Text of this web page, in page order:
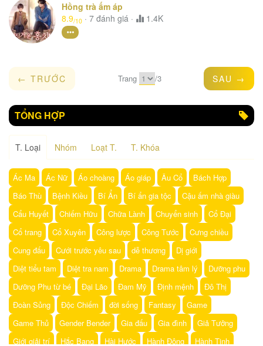
Hồng trà ấm áp
8.9/10 · 7 đánh giá · 1.4K
← TRƯỚC Trang /3 SAU →
TỔNG HỢP
T. Loại Nhóm Loạt T. T. Khóa
Ác Ma Ác Nữ Áo choàng Áo giáp Âu Cổ
Bách Hợp
Báo Thù
Bệnh Kiều Bí Ẩn Bí ẩn gia tộc
Cậu ấm nhà giàu
Cẩu Huyết
Chiếm Hữu Chữa Lành Chuyển sinh
Cổ Đại
Cổ trang
Cổ Xuyên Công lược Công Tước
Cưng chiều
Cung đấu
Cưới trước yêu sau dễ thương
Dị giới
Diệt tiểu tam
Diệt tra nam Drama Drama tâm lý
Dưỡng phu
Dưỡng Phu từ bé
Đại Lão Đam Mỹ Định mệnh
Đô Thị
Đoàn Sủng
Độc Chiếm đời sống Fantasy
Game
Game Thủ
Gender Bender Gia đấu Gia đình
Giả Tưởng
Giới giải trí
Hắc Bang Hài Hước Hành Động
Hành Tinh